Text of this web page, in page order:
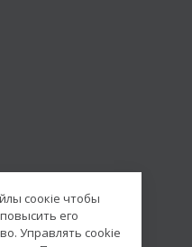
соокіе чтобы
его
Управлять cookie